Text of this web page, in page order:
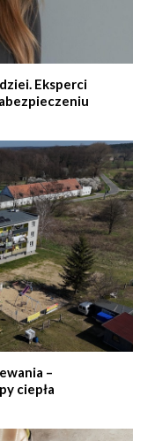
Eksperci
–
ciepła